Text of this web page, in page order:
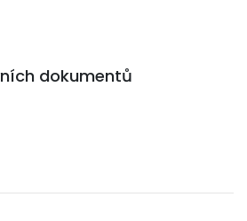
dokumentů